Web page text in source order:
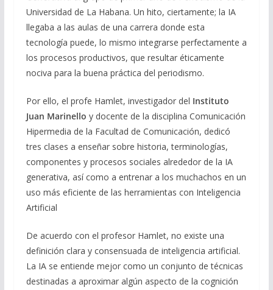
Universidad de La Habana. Un hito, ciertamente; la IA
llegaba a las aulas de una carrera donde esta
tecnología puede, lo mismo integrarse perfectamente a
los procesos productivos, que resultar éticamente
nociva para la buena práctica del periodismo.
Por ello, el profe Hamlet, investigador del Instituto
Juan Marinello y docente de la disciplina Comunicación
Hipermedia de la Facultad de Comunicación, dedicó
tres clases a enseñarsobre historia, terminologías,
componentes y procesos sociales alrededor de la IA
generativa, así como a entrenar a los muchachos en un
uso más eficiente de las herramientas con Inteligencia
Artificial
De acuerdo con el profesor Hamlet, no existe una
definición clara y consensuada de inteligencia artificial.
La IA se entiende mejor como un conjunto de técnicas
destinadas a aproximar algún aspecto de la cognición